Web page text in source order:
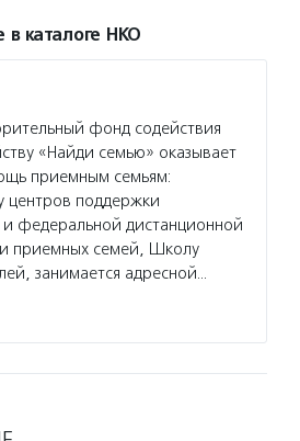
каталоге НКО
фонд содействия
«Найди семью» оказывает
приемным семьям:
центров поддержки
федеральной дистанционной
приемных семей, Школу
занимается адресной…